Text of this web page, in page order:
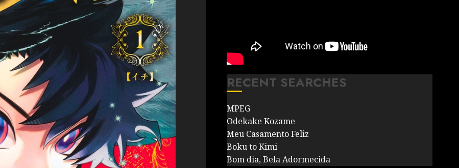
RECENT SEARCHES
MPEG
Odekake Kozame
Meu Casamento Feliz
Boku to Kimi
Bom dia, Bela Adormecida